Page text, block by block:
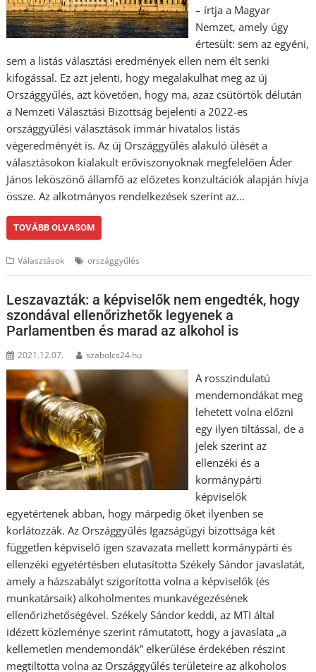
– írtja a Magyar
Nemzet, amely úgy
értesült: sem az egyéni,
sem a listás választási eredmények ellen nem élt senki
kifogással. Ez azt jelenti, hogy megalakulhat meg az új
Országgyűlés, azt követően, hogy ma, azaz csütörtök délután
a Nemzeti Választási Bizottság bejelenti a 2022-es
országgyűlési választások immár hivatalos listás
végeredményét is. Az új Országgyűlés alakuló ülését a
választásokon kialakult erőviszonyoknak megfelelően Áder
János leköszönő államfő az előzetes konzultációk alapján hívja
össze. Az alkotmányos rendelkezések szerint az…
TOVÁBB OLVASOM
Választások országgyűlés
Leszavazták: a képviselők nem engedték, hogy
szondával ellenőrizhetők legyenek a
Parlamentben és marad az alkohol is
2021.12.07. szabolcs24.hu
A rosszindulatú
mendemondákat meg
lehetett volna előzni
egy ilyen tiltással, de a
jelek szerint az
ellenzéki és a
kormánypárti
képviselők
egyetértenek abban, hogy márpedig őket ilyenben se
korlátozzák. Az Országgyűlés Igazságügyi bizottsága két
független képviselő igen szavazata mellett kormánypárti és
ellenzéki egyetértésben elutasította Székely Sándor javaslatát,
amely a házszabályt szigorította volna a képviselők (és
munkatársaik) alkoholmentes munkavégezésének
ellenőrizhetőségével. Székely Sándor keddi, az MTI által
idézett közleménye szerint rámutatott, hogy a javaslata „a
kellemetlen mendemondák” elkerülése érdekében részint
megtiltotta volna az Országgyűlés területeire az alkoholos